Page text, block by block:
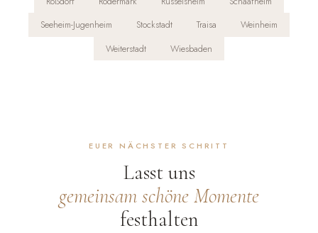
Seeheim-Jugenheim
Stockstadt Traisa
Weinheim
Weiterstadt
Wiesbaden
EUER NÄCHSTER SCHRITT
Lasst uns
gemeinsam schöne Momente
festhalten